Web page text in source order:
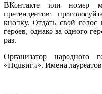
ВКонтакте или номер
претендентов;
кнопку. Отдать свой
героев, однако за одного
раз.
Организатор
«Подвиги». Имена